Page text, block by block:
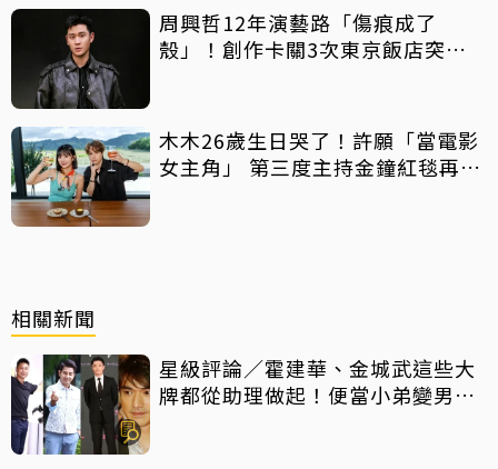
周興哲12年演藝路「傷痕成了
殼」！創作卡關3次東京飯店突找
木木26歲生日哭了！許願「當電影
女主角」 第三度主持金鐘紅毯再喊
相關新聞
星級評論／霍建華、金城武這些大
牌都從助理做起！便當小弟變男神